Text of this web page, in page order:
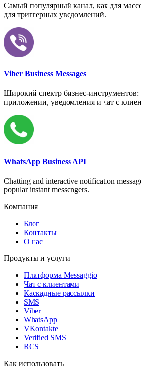
Самый популярный канал, как для
для триггерных уведомлений.
Viber Business Messages
Широкий спектр бизнес-инструментов:
приложении, уведомления и чат с
WhatsApp Business API
Chatting and interactive notification
popular instant messengers.
Компания
Блог
Контакты
О нас
Продукты и услуги
Платформа Messaggio
Чат с клиентами
Каскадные рассылки
SMS
Viber
WhatsApp
VKontakte
Verified SMS
RCS
Как использовать